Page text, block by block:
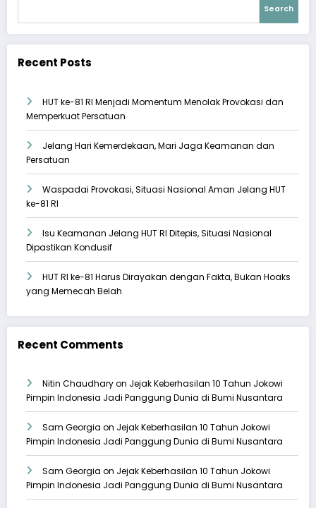
Search
Recent Posts
HUT ke-81 RI Menjadi Momentum Menolak Provokasi dan
Memperkuat Persatuan
Jelang Hari Kemerdekaan, Mari Jaga Keamanan dan
Persatuan
Waspadai Provokasi, Situasi Nasional Aman Jelang HUT
ke-81 RI
Isu Keamanan Jelang HUT RI Ditepis, Situasi Nasional
Dipastikan Kondusif
HUT RI ke-81 Harus Dirayakan dengan Fakta, Bukan Hoaks
yang Memecah Belah
Recent Comments
Nitin Chaudharyon Jejak Keberhasilan 10 Tahun Jokowi
Pimpin Indonesia Jadi Panggung Dunia di Bumi Nusantara
Sam Georgia on Jejak Keberhasilan 10 Tahun Jokowi
Pimpin Indonesia Jadi Panggung Dunia di Bumi Nusantara
Sam Georgia on Jejak Keberhasilan 10 Tahun Jokowi
Pimpin Indonesia Jadi Panggung Dunia di Bumi Nusantara